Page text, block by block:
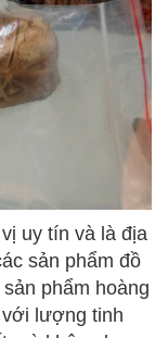
uy tín và là địa
sản phẩm đồ
phẩm hoàng
lượng tinh